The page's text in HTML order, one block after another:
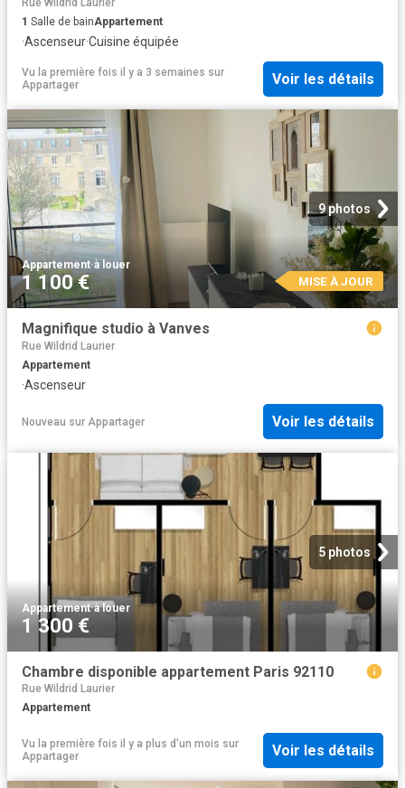
Rue Wildrid Laurier
1 Salle de bainAppartement
·Ascenseur·Cuisine équipée
Vu la première fois il y a 3 semaines sur
Appartager
Voir les détails
9 photos
Appartement·à louer
1 100 € MISE À JOUR
Magnifique studio à Vanves
Rue Wildrid Laurier
Appartement
·Ascenseur
Nouveau sur Appartager Voir les détails
5 photos
Appartement·à louer
1 300 €
Chambre disponible appartement Paris 92110
Rue Wildrid Laurier
Appartement
Vu la première fois il y a plus d'un mois sur
Appartager
Voir les détails